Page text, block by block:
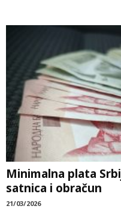
Minimalna plata
satnica i obračun
21/03/2026